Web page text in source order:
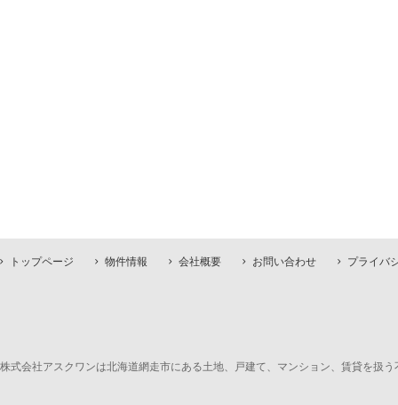
トップページ 物件情報 会社概要 お問い合わせ プライバ
株式会社アスクワンは北海道網走市にある土地、戸建て、マンション、賃貸を扱